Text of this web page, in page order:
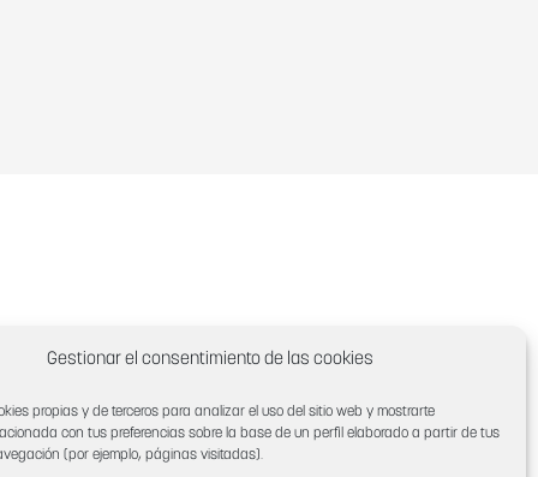
Gestionar el consentimiento de las cookies
propias y de terceros para analizar el uso del sitio web y mostrarte
con tus preferencias sobre la base de un perfil elaborado a partir de tus
(por ejemplo, páginas visitadas).